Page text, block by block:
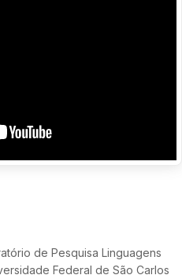
de Pesquisa Linguagens
Federal de São Carlos